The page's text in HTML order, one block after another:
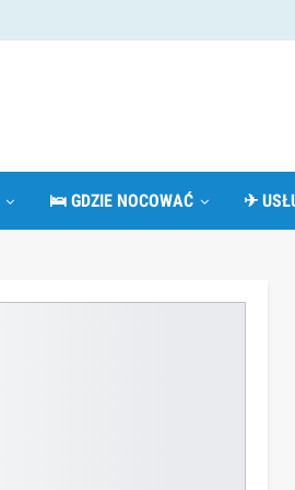
🛌 GDZIE NOCOWAĆ ✈